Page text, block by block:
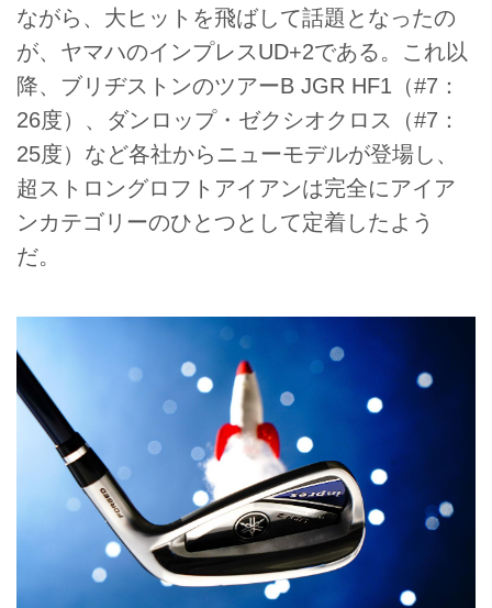
ながら、大ヒットを飛ばして話題となったの
が、ヤマハのインプレスUD+2である。これ以
降、ブリヂストンのツアーB JGR HF1（#7：
26度）、ダンロップ・ゼクシオクロス（#7：
25度）など各社からニューモデルが登場し、
超ストロングロフトアイアンは完全にアイア
ンカテゴリーのひとつとして定着したよう
だ。